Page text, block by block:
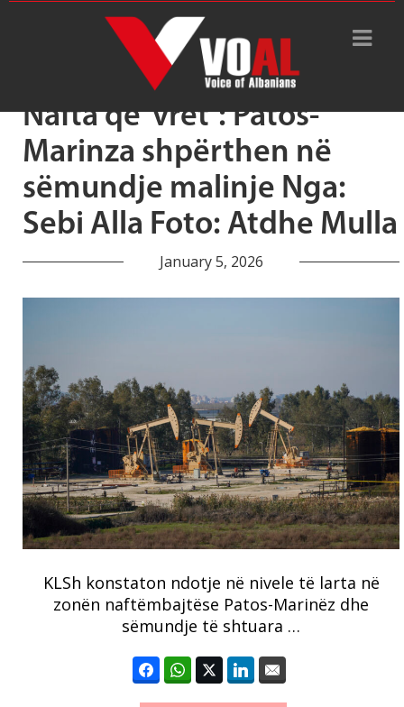
Tag Archive: sëmundje malinje
Nafta që ‘vret’: Patos-
Marinza shpërthen në
sëmundje malinje Nga:
Sebi Alla Foto: Atdhe Mulla
January 5, 2026
KLSh konstaton ndotje në nivele të larta në
zonën naftëmbajtëse Patos-Marinëz dhe
sëmundje të shtuara …